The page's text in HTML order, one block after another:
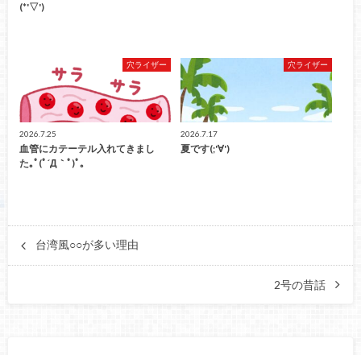
(*'▽')
穴ライザー
2026.7.25
血管にカテーテル入れてきまし
た｡ﾟ(ﾟ´Д｀ﾟ)ﾟ｡
穴ライザー
2026.7.17
夏です(;'∀')
台湾風○○が多い理由
2号の昔話